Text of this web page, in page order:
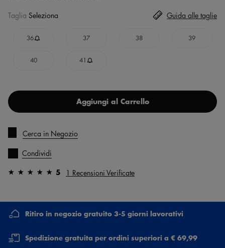
Taglia Seleziona
36 37 38 39
40 41
Guida alle taglie
Aggiungi al Carrello
Cerca in Negozio
Condividi
5 1 Recensioni Verificate
Ritiro in negozio gratuito 3-5 giorni lavorativi
Spedizione gratuita per ordini superiori a € 69,99